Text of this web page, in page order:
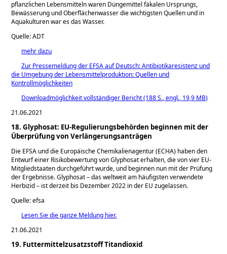
pflanzlichen Lebensmitteln waren Düngemittel fäkalen Ursprungs,
Bewässerung und Oberflächenwasser die wichtigsten Quellen und in
Aquakulturen war es das Wasser.
Quelle: ADT
mehr dazu
Zur Pressemeldung der EFSA auf Deutsch: Antibiotikaresistenz und
die Umgebung der Lebensmittelproduktion: Quellen und
Kontrollmöglichkeiten
Downloadmöglichkeit vollständiger Bericht (188 S., engl., 19,9 MB)
21.06.2021
18. Glyphosat: EU-Regulierungsbehörden beginnen mit der
Überprüfung von Verlängerungsanträgen
Die EFSA und die Europäische Chemikalienagentur (ECHA) haben den
Entwurf einer Risikobewertung von Glyphosat erhalten, die von vier EU-
Mitgliedstaaten durchgeführt wurde, und beginnen nun mit der Prüfung
der Ergebnisse. Glyphosat – das weltweit am häufigsten verwendete
Herbizid – ist derzeit bis Dezember 2022 in der EU zugelassen.
Quelle: efsa
Lesen Sie die ganze Meldung hier.
21.06.2021
19. Futtermittelzusatzstoff Titandioxid